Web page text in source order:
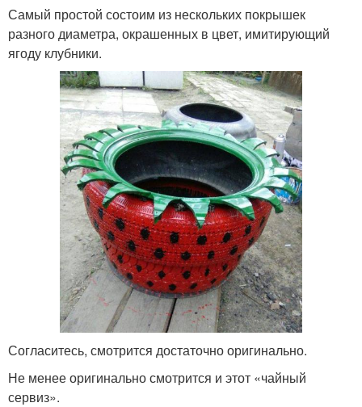
Самый простой состоим из нескольких покрышек
разного диаметра, окрашенных в цвет, имитирующий
ягоду клубники.
Согласитесь, смотрится достаточно оригинально.
Не менее оригинально смотрится и этот «чайный
сервиз».